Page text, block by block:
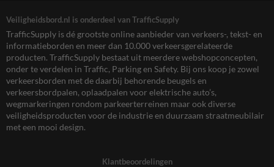
Veiligheidsbord.nl is onderdeel van TrafficSupply
TrafficSupply is dé grootste online aanbieder van verkeers-, tekst- en
informatieborden en meer dan 10.000 verkeersgerelateerde
producten. TrafficSupply bestaat uit meerdere webshopconcepten,
onder te verdelen in Traffic, Parking en Safety. Bij ons koop je zowel
verkeersborden met de daarbij behorende beugels en
verkeersbordpalen, oplaadpalen voor elektrische auto’s,
wegmarkeringen rondom parkeerterreinen maar ook diverse
veiligheidsproducten voor de industrie en duurzaam straatmeubilair
met een mooi design.
Klantbeoordelingen